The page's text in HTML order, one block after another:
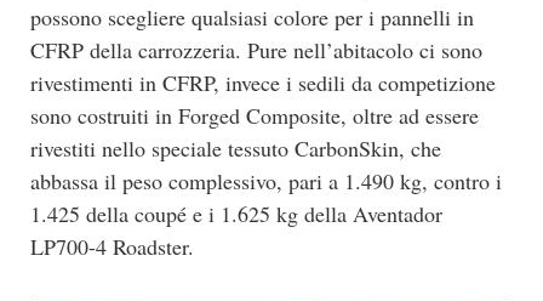
possono scegliere qualsiasi colore per i pannelli in
CFRP della carrozzeria. Pure nell’abitacolo ci sono
rivestimenti in CFRP, invece i sedili da competizione
sono costruiti in Forged Composite, oltre ad essere
rivestiti nello speciale tessuto CarbonSkin, che
abbassa il peso complessivo, pari a 1.490 kg, contro i
1.425 della coupé e i 1.625 kg della Aventador
LP700-4 Roadster.